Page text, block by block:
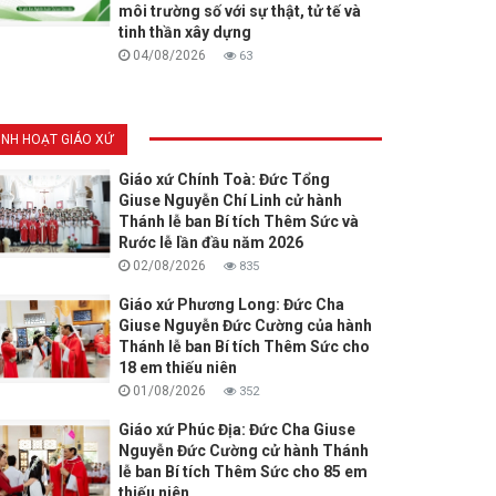
môi trường số với sự thật, tử tế và
tinh thần xây dựng
04/08/2026 63
HOẠT GIÁO XỨ
Giáo xứ Chính Toà: Đức Tổng
Giuse Nguyễn Chí Linh cử hành
Thánh lễ ban Bí tích Thêm Sức và
Rước lễ lần đầu năm 2026
02/08/2026 835
Giáo xứ Phương Long: Đức Cha
Giuse Nguyễn Đức Cường của hành
Thánh lễ ban Bí tích Thêm Sức cho
18 em thiếu niên
01/08/2026 352
Giáo xứ Phúc Địa: Đức Cha Giuse
Nguyễn Đức Cường cử hành Thánh
lễ ban Bí tích Thêm Sức cho 85 em